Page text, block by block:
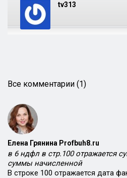
tv313
Все комментарии (1)
Елена Грянина Profbuh8.ru
в 6 ндфл в стр.100 отражается
суммы начисленной
В строке 100 отражается дата